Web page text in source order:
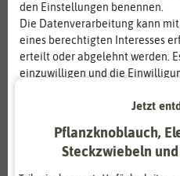
-80%
den Einstellungen benennen.
Die Datenverarbeitung kann
eines berechtigten Interesses
erteilt oder abgelehnt werden.
einzuwilligen und die
Informationen zur Verwendung
Jetzt
Pflanzknoblauch,
Steckzwiebeln